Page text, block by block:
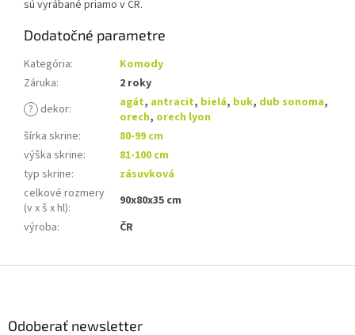
sú vyrábané priamo v ČR.
Dodatočné parametre
Kategória:
Komody
Záruka:
2 roky
? dekor: agát, antracit, bielá, buk, dub sonoma,
orech, orech lyon
šírka skrine:
80-99 cm
výška skrine:
81-100 cm
typ skrine:
zásuvková
celkové rozmery
(v x š x hl):
90x80x35 cm
výroba: ČR
Odoberať newsletter